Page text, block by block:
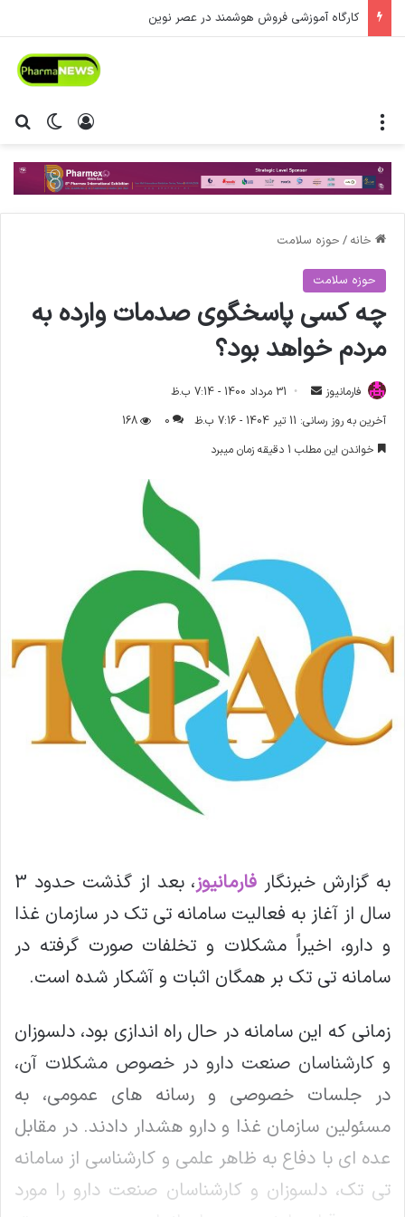
کارگاه آموزشی فروش هوشمند در عصر نوین
تغییر ورود
خانه / حوزه سلامت
حوزه سلامت
چه کسی پاسخگوی صدمات وارده به
مردم خواهد بود؟
فارمانیوز
ا
ی
31 مرداد 1400 - 7:14 ب.ظ
آخرین به روز رسانی: 11 تیر 1404 - 7:16 ب.ظ
0
168
خواندن این مطلب 1 دقیقه زمان میبرد
به گزارش خبرنگار فارمانیوز
، بعد از گذشت حدود 3
سال از آغاز به فعالیت سامانه تی تک در سازمان غذا
و دارو، اخیراً مشکلات و تخلفات صورت گرفته در
سامانه تی تک بر همگان اثبات و آشکار شده است.
زمانی که این سامانه در حال راه اندازی بود، دلسوزان
و کارشناسان صنعت دارو در خصوص مشکلات آن،
در جلسات خصوصی و رسانه های عمومی، به
مسئولین سازمان غذا و دارو هشدار دادند. در مقابل
عده ای با دفاع به ظاهر علمی و کارشناسی از سامانه
تی تک، دلسوزان و کارشناسان صنعت دارو را مورد